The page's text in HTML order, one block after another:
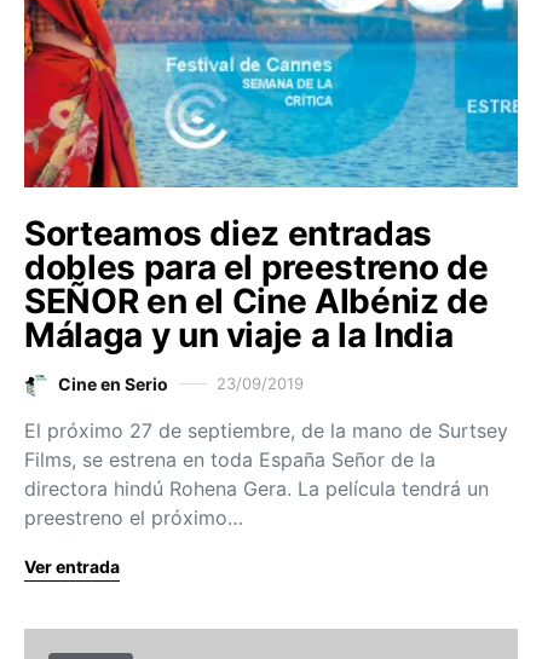
Sorteamos diez entradas
dobles para el preestreno de
SEÑOR en el Cine Albéniz de
Málaga y un viaje a la India
Cine en Serio 23/09/2019
El próximo 27 de septiembre, de la mano de Surtsey
Films, se estrena en toda España Señor de la
directora hindú Rohena Gera. La película tendrá un
preestreno el próximo…
Ver entrada